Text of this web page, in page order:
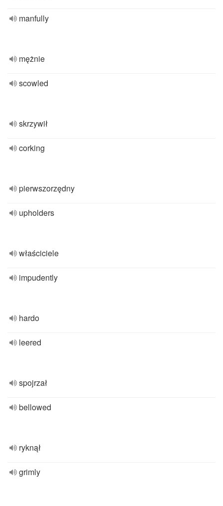
manfully
mężnie
scowled
skrzywił
corking
pierwszorzędny
upholders
właściciele
impudently
hardo
leered
spojrzał
bellowed
ryknął
grimly